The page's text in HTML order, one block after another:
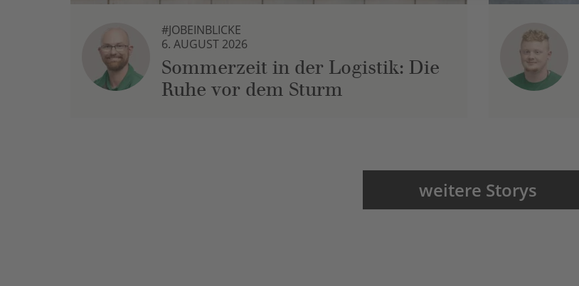
#JOBEINBLICKE
6. AUGUST 2026
Sommerzeit in der Logistik: Die
Ruhe vor dem Sturm
weitere Storys